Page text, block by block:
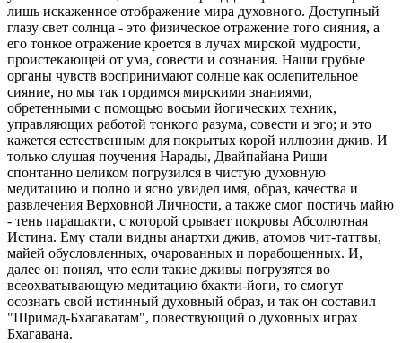
лишь искаженное отображение мира духовного. Доступный
глазу свет солнца - это физическое отражение того сияния, а
его тонкое отражение кроется в лучах мирской мудрости,
проистекающей от ума, совести и сознания. Наши грубые
органы чувств воспринимают солнце как ослепительное
сияние, но мы так гордимся мирскими знаниями,
обретенными с помощью восьми йогических техник,
управляющих работой тонкого разума, совести и эго; и это
кажется естественным для покрытых корой иллюзии джив. И
только слушая поучения Нарады, Двайпайана Риши
спонтанно целиком погрузился в чистую духовную
медитацию и полно и ясно увидел имя, образ, качества и
развлечения Верховной Личности, а также смог постичь майю
- тень парашакти, с которой срывает покровы Абсолютная
Истина. Ему стали видны анартхи джив, атомов чит-таттвы,
майей обусловленных, очарованных и порабощенных. И,
далее он понял, что если такие дживы погрузятся во
всеохватывающую медитацию бхакти-йоги, то смогут
осознать свой истинный духовный образ, и так он составил
"Шримад-Бхагаватам", повествующий о духовных играх
Бхагавана.